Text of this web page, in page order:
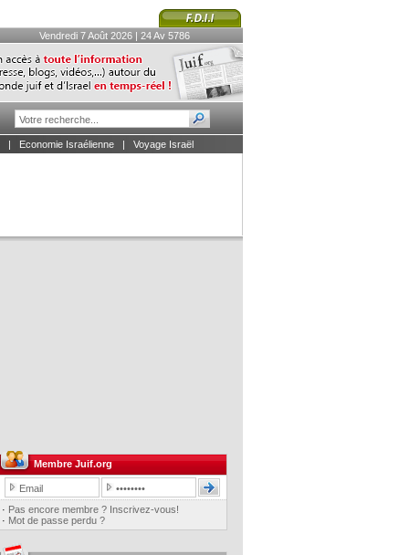
Vendredi 7 Août 2026 | 24 Av 5786
| Economie Israélienne| Voyage Israël
Membre Juif.org
· Pas encore membre ? Inscrivez-vous!
· Mot de passe perdu ?